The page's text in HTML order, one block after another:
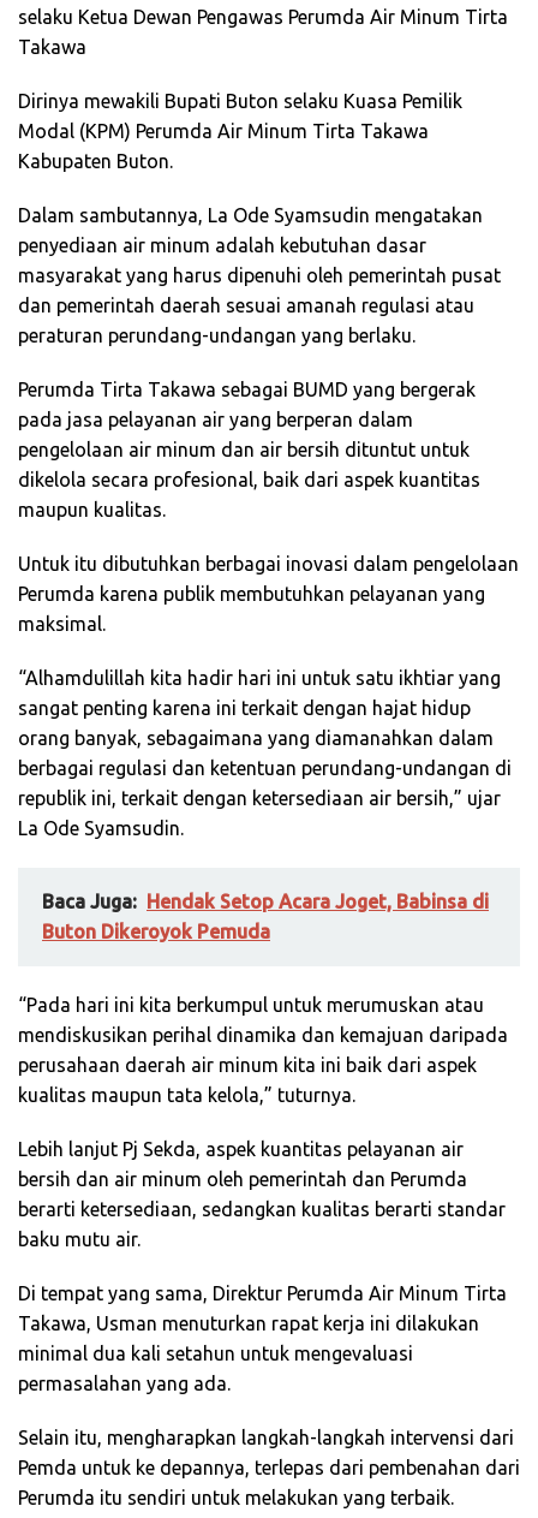
selaku Ketua Dewan Pengawas Perumda Air Minum Tirta
Takawa
Dirinya mewakili Bupati Buton selaku Kuasa Pemilik
Modal (KPM) Perumda Air Minum Tirta Takawa
Kabupaten Buton.
Dalam sambutannya, La Ode Syamsudin mengatakan
penyediaan air minum adalah kebutuhan dasar
masyarakat yang harus dipenuhi oleh pemerintah pusat
dan pemerintah daerah sesuai amanah regulasi atau
peraturan perundang-undangan yang berlaku.
Perumda Tirta Takawa sebagai BUMD yang bergerak
pada jasa pelayanan air yang berperan dalam
pengelolaan air minum dan air bersih dituntut untuk
dikelola secara profesional, baik dari aspek kuantitas
maupun kualitas.
Untuk itu dibutuhkan berbagai inovasi dalam pengelolaan
Perumda karena publik membutuhkan pelayanan yang
maksimal.
“Alhamdulillah kita hadir hari ini untuk satu ikhtiar yang
sangat penting karena ini terkait dengan hajat hidup
orang banyak, sebagaimana yang diamanahkan dalam
berbagai regulasi dan ketentuan perundang-undangan di
republik ini, terkait dengan ketersediaan air bersih,” ujar
La Ode Syamsudin.
Baca Juga:
Hendak Setop Acara Joget, Babinsa di
Buton Dikeroyok Pemuda
“Pada hari ini kita berkumpul untuk merumuskan atau
mendiskusikan perihal dinamika dan kemajuan daripada
perusahaan daerah air minum kita ini baik dari aspek
kualitas maupun tata kelola,” tuturnya.
Lebih lanjut Pj Sekda, aspek kuantitas pelayanan air
bersih dan air minum oleh pemerintah dan Perumda
berarti ketersediaan, sedangkan kualitas berarti standar
baku mutu air.
Di tempat yang sama, Direktur Perumda Air Minum Tirta
Takawa, Usman menuturkan rapat kerja ini dilakukan
minimal dua kali setahun untuk mengevaluasi
permasalahan yang ada.
Selain itu, mengharapkan langkah-langkah intervensi dari
Pemda untuk ke depannya, terlepas dari pembenahan dari
Perumda itu sendiri untuk melakukan yang terbaik.